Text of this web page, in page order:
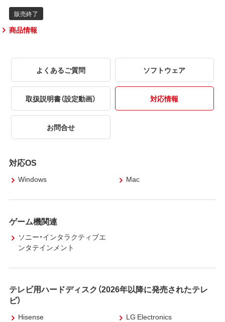
商品情報
よくあるご質問 ソフトウェア
取扱説明書（設定動画） 対応情報
お問合せ
対応OS
Windows Mac
ゲーム機関連
ソニー・インタラクティブエ
ンタテインメント
テレビ用ハードディスク（2026年以降に発売されたテレ
ビ）
Hisense
LG Electronics